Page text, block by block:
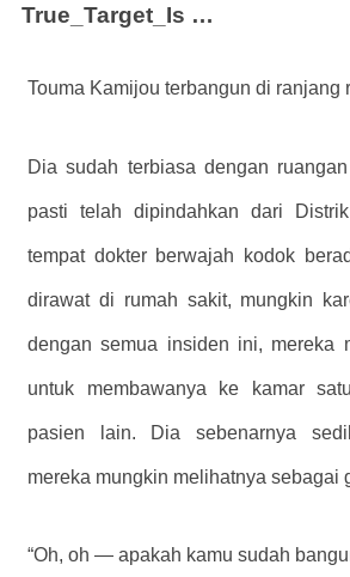
True_Target_Is …
Touma Kamijou terbangun di ranjang
Dia sudah terbiasa dengan
pasti telah dipindahkan dari
tempat dokter berwajah kodok
dirawat di rumah sakit, mungkin
dengan semua insiden ini, mereka
untuk membawanya ke kamar
pasien lain. Dia sebenarnya
mereka mungkin melihatnya sebagai
“Oh, oh — apakah kamu sudah